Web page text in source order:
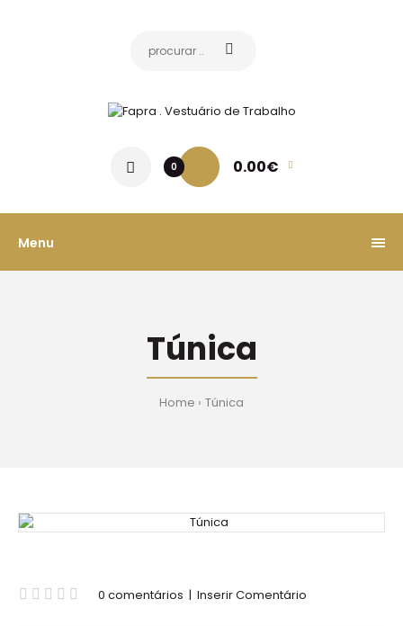
0 0.00€
Menu
Túnica
Home Túnica
0 comentários | Inserir Comentário